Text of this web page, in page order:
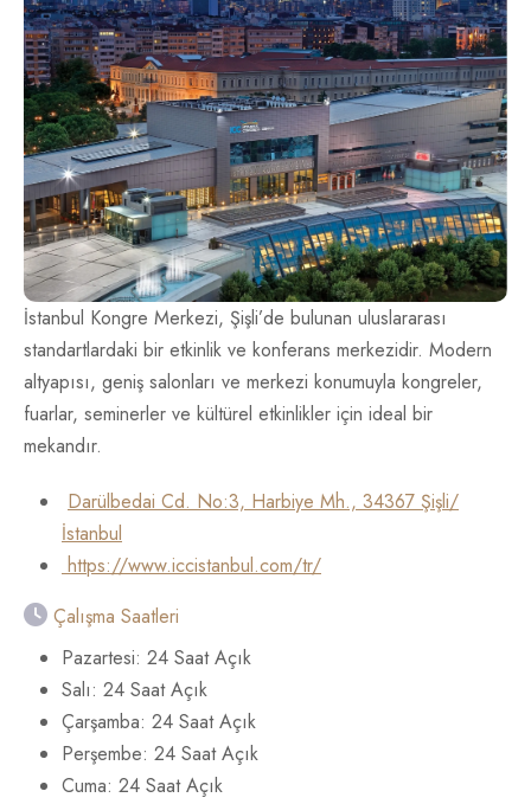
İletişim
TR
EN
İstanbul Kongre Merkezi, Şişli’de bulunan uluslararası
standartlardaki bir etkinlik ve konferans merkezidir. Modern
altyapısı, geniş salonları ve merkezi konumuyla kongreler,
fuarlar, seminerler ve kültürel etkinlikler için ideal bir
mekandır.
Darülbedai Cd. No:3, Harbiye Mh., 34367 Şişli/
İstanbul
https://www.iccistanbul.com/tr/
Çalışma Saatleri
Pazartesi: 24 Saat Açık
Salı: 24 Saat Açık
Çarşamba: 24 Saat Açık
Perşembe: 24 Saat Açık
Cuma: 24 Saat Açık